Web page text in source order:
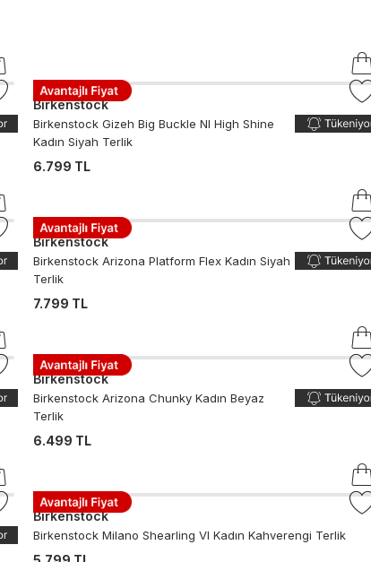
Birkenstock
Birkenstock Gizeh Big Buckle Nl High Shine
Kadın Siyah Terlik
6.799 TL
Birkenstock
Birkenstock Arizona Platform Flex Kadın Siyah
Terlik
7.799 TL
Birkenstock
Birkenstock Arizona Chunky Kadın Beyaz
Terlik
6.499 TL
Birkenstock
Birkenstock Milano Shearling Vl Kadın Kahverengi Terlik